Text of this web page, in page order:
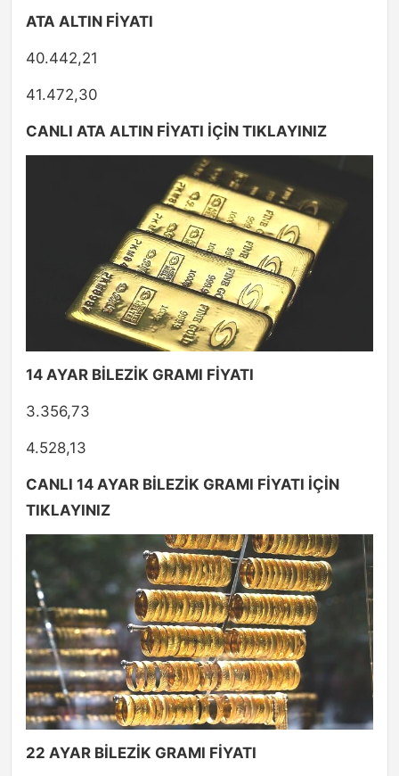
ATA ALTIN FİYATI
40.442,21
41.472,30
CANLI ATA ALTIN FİYATI İÇİN TIKLAYINIZ
14 AYAR BİLEZİK GRAMI FİYATI
3.356,73
4.528,13
CANLI 14 AYAR BİLEZİK GRAMI FİYATI İÇİN
TIKLAYINIZ
22 AYAR BİLEZİK GRAMI FİYATI